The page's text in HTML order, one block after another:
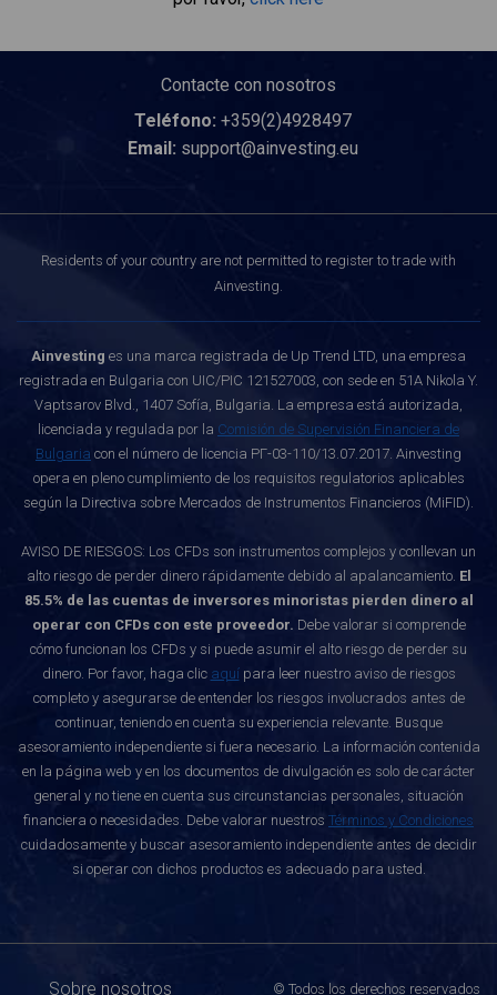
Contacte con nosotros
Teléfono: +359(2)4928497
Email: support@ainvesting.eu
Residents of your country are not permitted to register to trade with
Ainvesting.
Ainvesting es una marca registrada de Up Trend LTD, una empresa
registrada en Bulgaria con UIC/PIC 121527003, con sede en 51A Nikola Y.
Vaptsarov Blvd., 1407 Sofía, Bulgaria. La empresa está autorizada,
licenciada y regulada por la Comisión de Supervisión Financiera de
Bulgaria con el número de licencia РГ-03-110/13.07.2017. Ainvesting
opera en pleno cumplimiento de los requisitos regulatorios aplicables
según la Directiva sobre Mercados de Instrumentos Financieros (MiFID).
AVISO DE RIESGOS: Los CFDs son instrumentos complejos y conllevan un
alto riesgo de perder dinero rápidamente debido al apalancamiento. El
85.5% de las cuentas de inversores minoristas pierden dinero al
operar con CFDs con este proveedor. Debe valorar si comprende
cómo funcionan los CFDs y si puede asumir el alto riesgo de perder su
dinero. Por favor, haga clic aquípara leer nuestro aviso de riesgos
completo y asegurarse de entender los riesgos involucrados antes de
continuar, teniendo en cuenta su experiencia relevante. Busque
asesoramiento independiente si fuera necesario. La información contenida
en la página web y en los documentos de divulgación es solo de carácter
general y no tiene en cuenta sus circunstancias personales, situación
financiera o necesidades. Debe valorar nuestros Términos y Condiciones
cuidadosamente y buscar asesoramiento independiente antes de decidir
si operar con dichos productos es adecuado para usted.
Sobre nosotros © Todos los derechos reservados